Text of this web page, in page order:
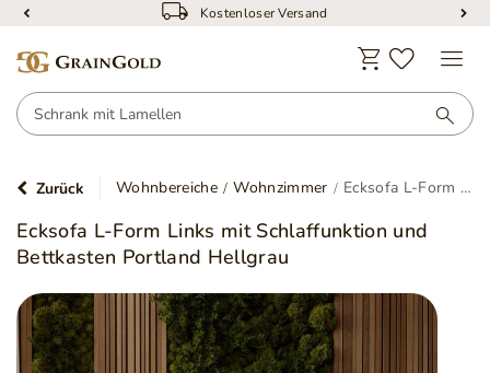
Kostenloser Versand
Zurück Wohnbereiche Wohnzimmer Ecksofa L-Form Links mit Schlaffunktion und Bettkasten Portland Hellgrau
Ecksofa L-Form Links mit Schlaffunktion und
Bettkasten Portland Hellgrau